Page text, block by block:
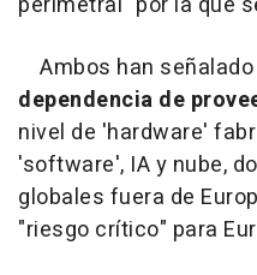
Ambos han
dependencia de
nivel de 'hardware'
'software', IA y nube,
globales fuera de
"riesgo crítico" para